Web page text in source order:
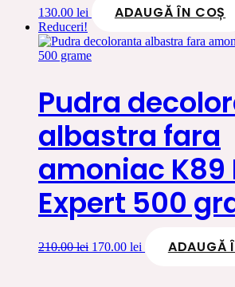
130.00 lei ADAUGĂ ÎN COȘ
Reduceri!
Pudra
albastra fara
amoniac K89
Expert 500
210.00lei Prețul
170.00 lei PrețulADAUGĂ